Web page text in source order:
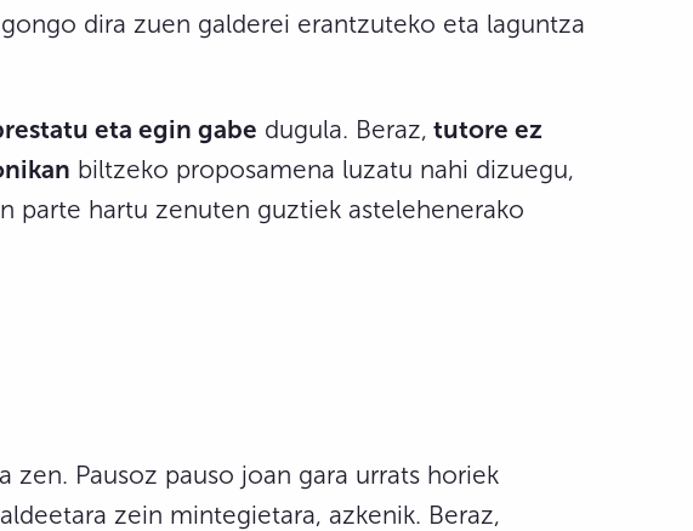
dira zuen galderei erantzuteko eta laguntza
eta egin gabe dugula. Beraz, tutore ez
biltzeko proposamena luzatu nahi dizuegu,
parte hartu zenuten guztiek astelehenerako
Pausoz pauso joan gara urrats horiek
zein mintegietara, azkenik. Beraz,